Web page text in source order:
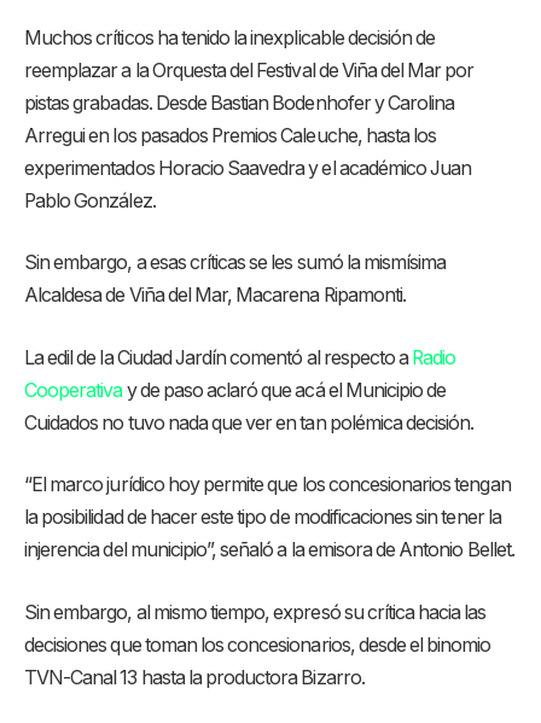
Muchos críticos ha tenido la inexplicable decisión de
reemplazar a la Orquesta del Festival de Viña del Mar por
pistas grabadas. Desde Bastian Bodenhofer y Carolina
Arregui en los pasados Premios Caleuche, hasta los
experimentados Horacio Saavedra y el académico Juan
Pablo González.
Sin embargo, a esas críticas se les sumó la mismísima
Alcaldesa de Viña del Mar, Macarena Ripamonti.
La edil de la Ciudad Jardín comentó al respecto a Radio
Cooperativay de paso aclaró que acá el Municipio de
Cuidados no tuvo nada que ver en tan polémica decisión.
“El marco jurídico hoy permite que los concesionarios tengan
la posibilidad de hacer este tipo de modificaciones sin tener la
injerencia del municipio”, señaló a la emisora de Antonio Bellet.
Sin embargo, al mismo tiempo, expresó su crítica hacia las
decisiones que toman los concesionarios, desde el binomio
TVN-Canal 13 hasta la productora Bizarro.